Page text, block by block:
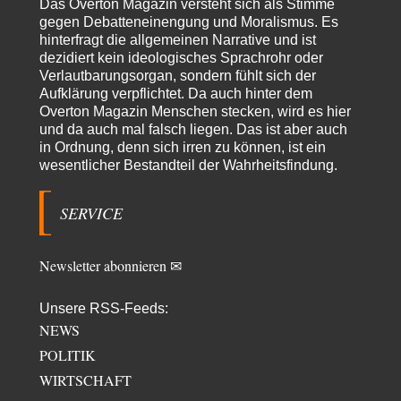
lese. Beweist…
garnovor 16 Stunden zu:
Absurde Debatte um Ceuta-„Invasion“ durch Marokko
vertieft EU-Spaltung
Gratuliere, du hast erkannt wer hier der Bösewicht ist. Dann kann es ja
gar nicht…
Schattenlandvor 17 Stunden zu:
Unkabarettistische Anstalten
Dem schließe ich mich 100 pro an - das deutsche politische Kabarett ist
tot (Lisa…
vor 18 Stunden zu:
Dissonanzen
Kleine Korrektur: Anders als Moshe Zuckermann schildet gab es in den
1960er und 1970er Jahren…
Wolfgang Wirthvor 18 Stunden zu:
Entkernen, Umfunktionieren und (feindlich) Übernehmen
@Froschhaut Vielen Dank für Ihre freundlichen Worte. Ich nehme an,
dass ich dass stellvertretend auch…
ratzefatzvor 20 Stunden zu:
Das Overton Magazin versteht sich als Stimme
gegen Debatteneinengung und Moralismus. Es
hinterfragt die allgemeinen Narrative und ist
dezidiert kein ideologisches Sprachrohr oder
Verlautbarungsorgan, sondern fühlt sich der
Aufklärung verpflichtet. Da auch hinter dem
Overton Magazin Menschen stecken, wird es hier
und da auch mal falsch liegen. Das ist aber auch
in Ordnung, denn sich irren zu können, ist ein
wesentlicher Bestandteil der Wahrheitsfindung.
SERVICE
Newsletter abonnieren ✉
Unsere RSS-Feeds:
NEWS
POLITIK
WIRTSCHAFT